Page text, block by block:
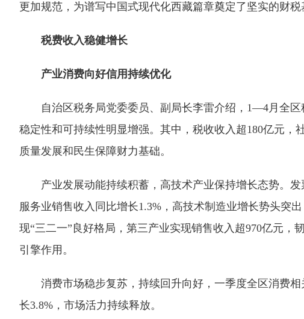
更加规范，为谱写中国式现代化西藏篇章奠定了坚实的财税
税费收入稳健增长
产业消费向好信用持续优化
自治区税务局党委委员、副局长李雷介绍，1—4月全区
稳定性和可持续性明显增强。其中，税收收入超180亿元
质量发展和民生保障财力基础。
产业发展动能持续积蓄，高技术产业保持增长态势。发
服务业销售收入同比增长1.3%，高技术制造业增长势头突
现“三二一”良好格局，第三产业实现销售收入超970亿元
引擎作用。
消费市场稳步复苏，持续回升向好，一季度全区消费相
长3.8%，市场活力持续释放。